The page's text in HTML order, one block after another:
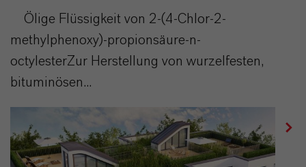
Ölige Flüssigkeit von 2-(4-Chlor-2-
methylphenoxy)-propionsäure-n-
octylesterZur Herstellung von wurzelfesten,
bituminösen...